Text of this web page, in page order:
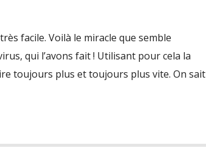
facile. Voilà le miracle que semble
qui l’avons fait ! Utilisant pour cela la
toujours plus et toujours plus vite. On sait